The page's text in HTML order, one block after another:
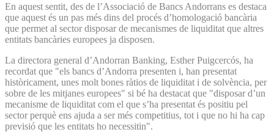
En aquest sentit, des de l’Associació de Bancs Andorrans es destaca
que aquest és un pas més dins del procés d’homologació bancària
que permet al sector disposar de mecanismes de liquiditat que altres
entitats bancàries europees ja disposen.
La directora general d’Andorran Banking, Esther Puigcercós, ha
recordat que "els bancs d’Andorra presenten i, han presentat
històricament, unes molt bones ràtios de liquiditat i de solvència, per
sobre de les mitjanes europees" si bé ha destacat que "disposar d’un
mecanisme de liquiditat com el que s’ha presentat és positiu pel
sector perquè ens ajuda a ser més competitius, tot i que no hi ha cap
previsió que les entitats ho necessitin".